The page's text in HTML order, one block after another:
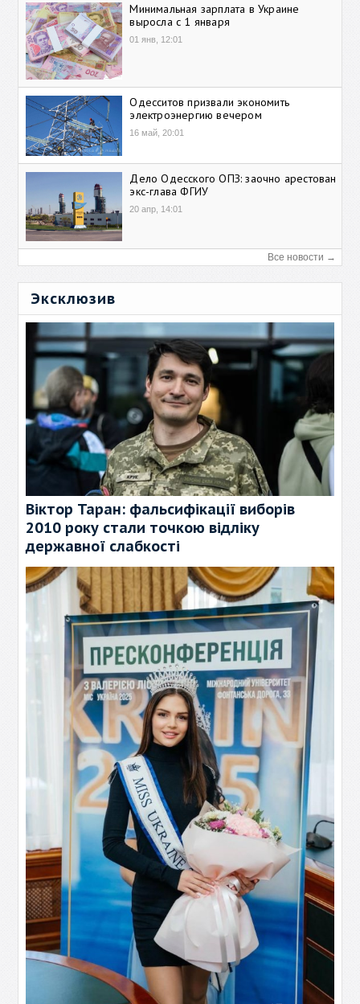
Минимальная зарплата в Украине
выросла с 1 января
01 янв, 12:01
Одесситов призвали экономить
электроэнергию вечером
16 май, 20:01
Дело Одесского ОПЗ: заочно арестован
экс-глава ФГИУ
20 апр, 14:01
Все новости →
Эксклюзив
Віктор Таран: фальсифікації виборів
2010 року стали точкою відліку
державної слабкості